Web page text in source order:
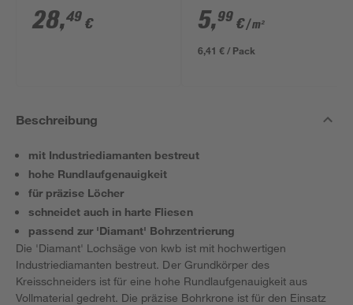
teilig
28,49 €
ungeschliffen 1690 x
634 x 12 mm
5,99 €/ m²
6,41 € / Pack
Beschreibung
mit Industriediamanten bestreut
hohe Rundlaufgenauigkeit
für präzise Löcher
schneidet auch in harte Fliesen
passend zur 'Diamant' Bohrzentrierung
Die 'Diamant' Lochsäge von kwb ist mit hochwertigen
Industriediamanten bestreut. Der Grundkörper des
Kreisschneiders ist für eine hohe Rundlaufgenauigkeit aus
Vollmaterial gedreht. Die präzise Bohrkrone ist für den Einsatz